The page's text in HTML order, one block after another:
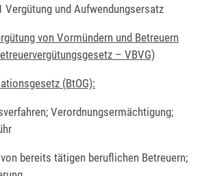
Vergütung und Aufwendungsersatz
von Vormündern und Betreuern
– VBVG)
(BtOG):
Verordnungsermächtigung;
bereits tätigen beruflichen Betreuern;